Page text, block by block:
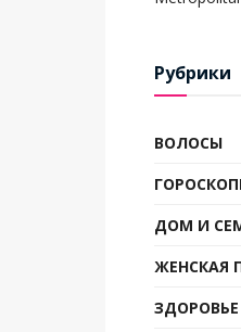
Рубрики
ВОЛОСЫ
ДОМ И
ЖЕНСКАЯ
ЗДОРОВЬЕ